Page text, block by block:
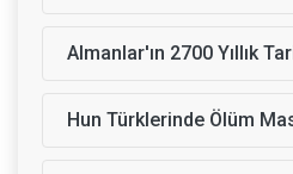
Almanlar'ın 2700 Yıllık
Hun Türklerinde Ölüm